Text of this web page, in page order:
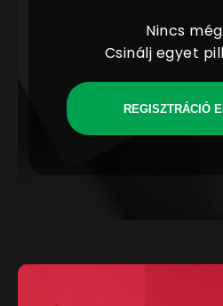
Nincs
Csinálj egyet
REGISZTRÁCIÓ